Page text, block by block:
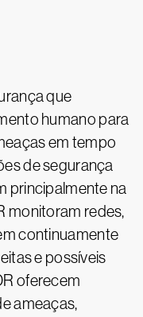
que
humano para
em tempo
de segurança
principalmente na
monitoram redes,
continuamente
e possíveis
oferecem
ameaças,